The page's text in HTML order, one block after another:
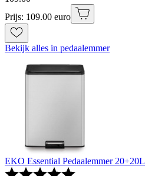
Prijs: 109.00 euro
Bekijk alles in pedaalemmer
EKO Essential Pedaalemmer 20+20L